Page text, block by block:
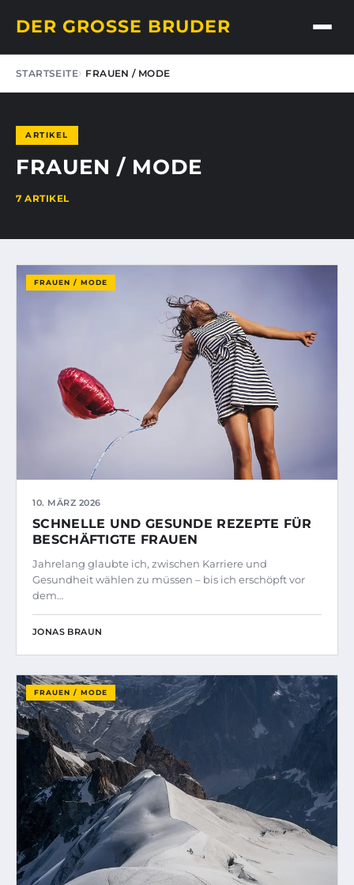
DER GROSSE BRUDER
STARTSEITE FRAUEN / MODE
ARTIKEL
FRAUEN / MODE
7 ARTIKEL
FRAUEN / MODE
10. MÄRZ 2026
SCHNELLE UND GESUNDE REZEPTE FÜR
BESCHÄFTIGTE FRAUEN
Jahrelang glaubte ich, zwischen Karriere und
Gesundheit wählen zu müssen – bis ich erschöpft vor
dem…
JONAS BRAUN
FRAUEN / MODE